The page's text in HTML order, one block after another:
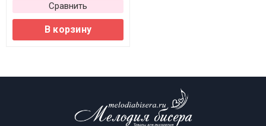
Сравнить
В корзину